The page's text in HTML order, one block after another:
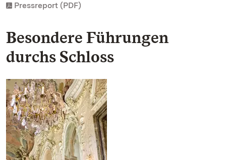
Pressreport (PDF)
Besondere Führungen
durchs Schloss